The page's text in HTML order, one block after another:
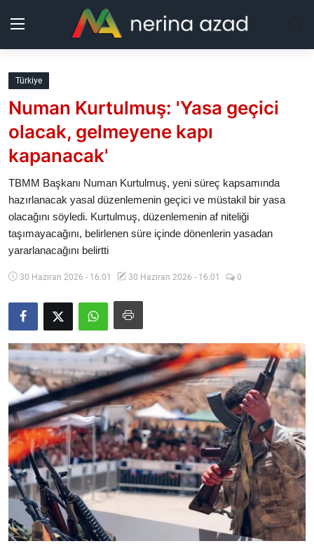
Kurdistan
Bölgeler
Yaşam
Güncel
Analiz
Makaleler
Video
Yazarlar
Arşiv
İletişim
Türkçe Kurdi
Türkiye
Numan Kurtulmuş: 'Yasa geçici
olacak, gelmeyene kapı
kapanacak'
TBMM Başkanı Numan Kurtulmuş, yeni süreç kapsamında
hazırlanacak yasal düzenlemenin geçici ve müstakil bir yasa
olacağını söyledi. Kurtulmuş, düzenlemenin af niteliği
taşımayacağını, belirlenen süre içinde dönenlerin yasadan
yararlanacağını belirtti
30 Haziran 2026 - 16:01 30 Haziran 2026 - 16:01 0